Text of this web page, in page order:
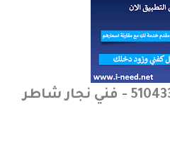
نجار العامرية رقم 51043373 - فني نجار شاطر